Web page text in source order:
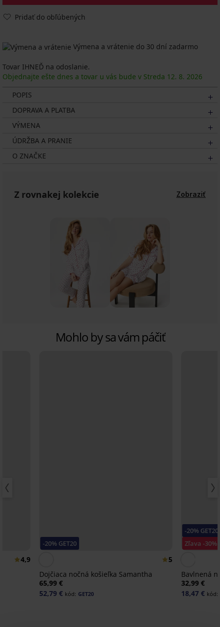
Pridať do obľúbených
Výmena a vrátenie do 30 dní zadarmo
Tovar IHNEĎ na odoslanie.
Objednajte ešte dnes a tovar u vás bude v Streda 12. 8. 2026
POPIS
DOPRAVA A PLATBA
VÝMENA
ÚDRŽBA A PRANIE
O ZNAČKE
Z rovnakej kolekcie Zobraziť
Mohlo by sa vám páčiť
4,9
-20% GET20
5
Dojčiaca nočná košieľka Samantha
65,99 €
52,79 € kód: GET20
-20% GET20
Zľava -30%
Bavlnená
32,99 €
18,47 € kód: